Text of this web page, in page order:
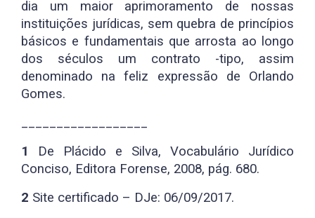
dia um maior aprimoramento de nossas
instituições jurídicas, sem quebra de princípios
básicos e fundamentais que arrosta ao longo
dos séculos um contrato -tipo, assim
denominado na feliz expressão de Orlando
Gomes.
1
De Plácido e Silva, Vocabulário Jurídico
Conciso, Editora Forense, 2008, pág. 680.
2 Site certificado – DJe: 06/09/2017.